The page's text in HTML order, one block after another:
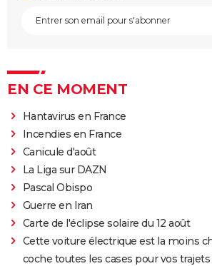
EN CE MOMENT
Hantavirus en France
Incendies en France
Canicule d'août
La Liga sur DAZN
Pascal Obispo
Guerre en Iran
Carte de l'éclipse solaire du 12 août
Cette voiture électrique est la moins
coche toutes les cases pour vos